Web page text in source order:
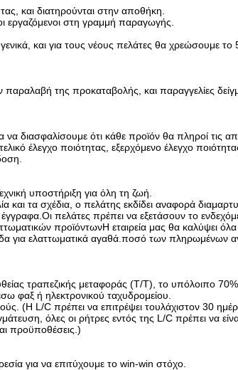
και διατηρούνται στην αποθήκη.
εργαζόμενοι στη γραμμή παραγωγής.
και για τους νέους πελάτες θα χρεώσουμε το
της προκαταβολής, και παραγγελίες
διασφαλίσουμε ότι κάθε προϊόν θα πληροί τις
έλεγχο ποιότητας, εξερχόμενο έλεγχο
υποστήριξη για όλη τη ζωή.
τα σχέδια, ο πελάτης εκδίδει αναφορά
πελάτες πρέπει να εξετάσουν το
προϊόντωνΗ εταιρεία μας θα καλύψει
για ελαττωματικά αγαθά.ποσό των πληρωμένων
τραπεζικής μεταφοράς (T/T), το υπόλοιπο
φαξ ή ηλεκτρονικού ταχυδρομείου.
(Η L/C πρέπει να επιτρέψει τουλάχιστον 30
όλες οι ρήτρες εντός της L/C πρέπει να
προϋποθέσεις.)
για να επιτύχουμε το win-win στόχο.